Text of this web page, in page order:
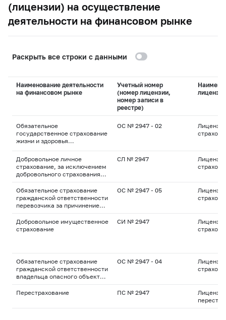
(лицензии) на осуществление
деятельности на финансовом рынке
Раскрыть все строки с данными
Наименование деятельности
на финансовом рынке
Учетный номер
(номер лицензии,
номер записи в
реестре)
лицензии
Обязательное
государственное страхование
жизни и здоровья
призванных на военные сборы,
лиц рядового и
начальствующего состава
органов внутренних дел
государственной
противопожарной службы,
сотрудников учреждений и
исполнительной системы,
сотрудников войск
принудительного исполнения
Российской Федерации
ОС № 2947 - 02
Добровольное личное
страхование, за исключением
добровольного страхования
СЛ № 2947
Обязательное страхование
гражданской ответственности
перевозчика за причинение
имуществу пассажиров
ОС № 2947 - 05
Добровольное имущественное
страхование
СИ № 2947
Обязательное страхование
гражданской ответственности
владельца опасного объекта
результате аварии на опасном
ОС № 2947 - 04
Перестрахование ПС № 2947